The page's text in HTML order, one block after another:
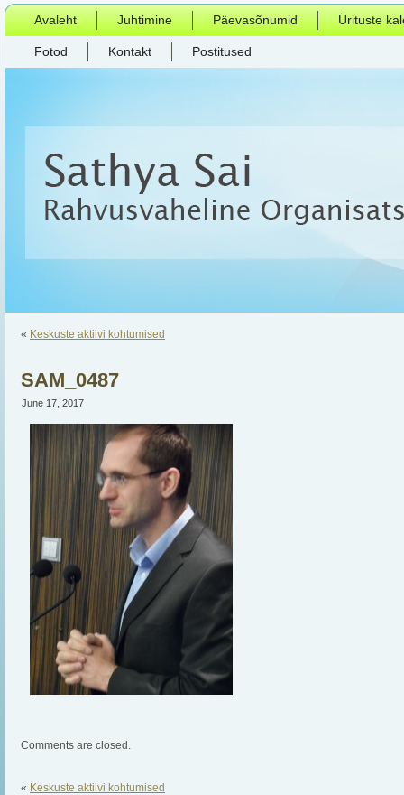
Avaleht Juhtimine Päevasõnumid Ürituste
Fotod Kontakt Postitused
« Keskuste aktiivi kohtumised
SAM_0487
June 17, 2017
Comments are closed.
« Keskuste aktiivi kohtumised